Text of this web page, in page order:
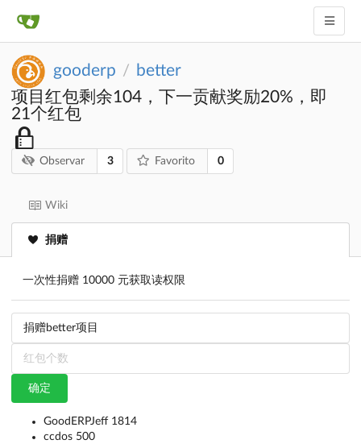
gooderp / better
项目红包剩余104，下一贡献奖励20%，即
21个红包
Observar 3 Favorito 0
Wiki
捐赠
一次性捐赠 10000 元获取读权限
确定
GoodERPJeff 1814
ccdos 500